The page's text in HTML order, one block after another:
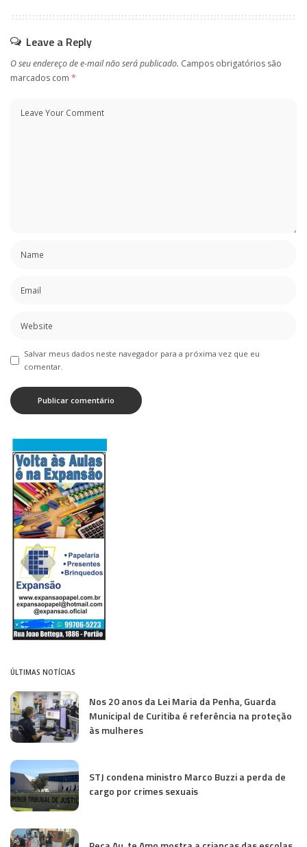
Leave a Reply
O seu endereço de e-mail não será publicado. Campos obrigatórios são
marcados com *
Salvar meus dados neste navegador para a próxima vez que eu
comentar.
ÚLTIMAS NOTÍCIAS
Nos 20 anos da Lei Maria da Penha, Guarda
Municipal de Curitiba é referência na proteção
às mulheres
STJ condena ministro Marco Buzzi a perda de
cargo por crimes sexuais